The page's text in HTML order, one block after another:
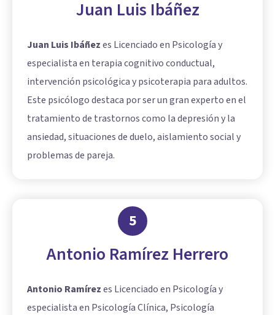
Juan Luis Ibáñez
Juan Luis Ibáñezes Licenciado en Psicología y
especialista en terapia cognitivo conductual,
intervención psicológica y psicoterapia para adultos.
Este psicólogo destaca por ser un gran experto en el
tratamiento de trastornos como la depresión y la
ansiedad, situaciones de duelo, aislamiento social y
problemas de pareja.
5
Antonio Ramírez Herrero
Antonio Ramírezes Licenciado en Psicología y
especialista en Psicología Clínica, Psicología